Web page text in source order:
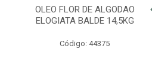
OLEO FLOR DE ALGODAO
ELOGIATA BALDE 14,5KG
Código: 44375